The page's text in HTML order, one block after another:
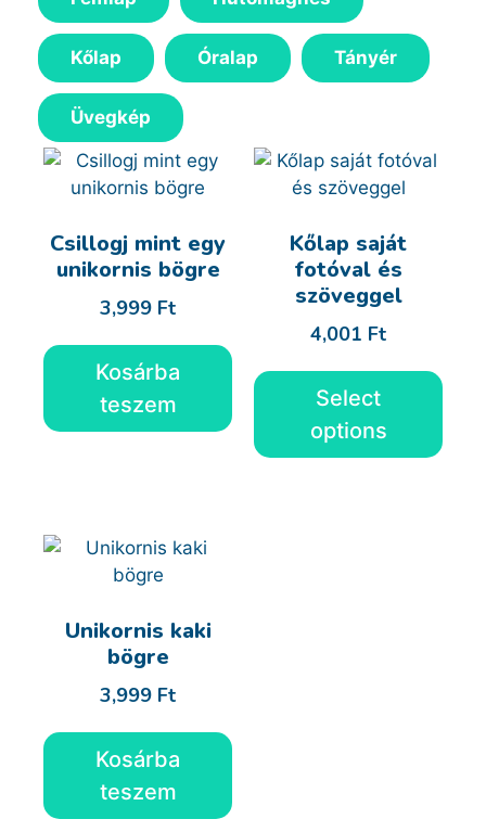
Kőlap Óralap Tányér
Üvegkép
Csillogj mint egy
unikornis bögre
3,999 Ft
Kosárba
teszem
Kőlap saját
fotóval és
szöveggel
4,001 Ft
Select
options
Unikornis kaki
bögre
3,999 Ft
Kosárba
teszem